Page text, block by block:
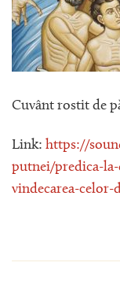
Cuvânt rostit de
Link: https://
putnei/predica-
vindecarea-